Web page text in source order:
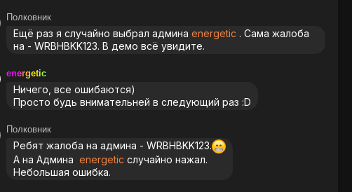
Полковник
Ещё раз я случайно выбрал админаenergetic . Сама жалоба
на - WRBHBKK123. В демо всё увидите.
energetic
Ничего, все ошибаются)
Просто будь внимательней в следующий раз :D
Полковник
Ребят жалоба на админа - WRBHBKK123.
А на Админаenergetic случайно нажал.
Небольшая ошибка.